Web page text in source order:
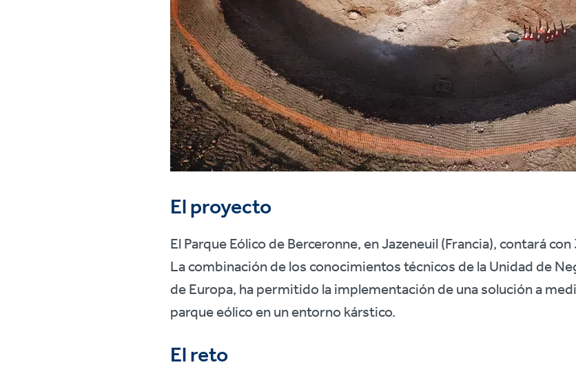
El proyecto
El Parque Eólico de Berceronne, en Jazeneuil (Francia), contará
La combinación de los conocimientos técnicos de la Unidad de
de Europa, ha permitido la implementación de una solución a
parque eólico en un entorno kárstico.
El reto